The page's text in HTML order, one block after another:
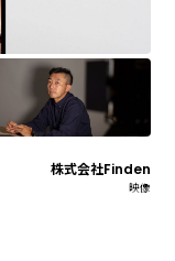
株式会社Finden
映像